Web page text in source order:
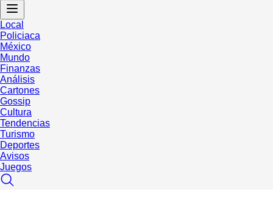
Local
Policiaca
México
Mundo
Finanzas
Análisis
Cartones
Gossip
Cultura
Tendencias
Turismo
Deportes
Avisos
Juegos